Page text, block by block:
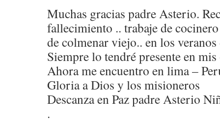
Muchas gracias padre Asterio.
fallecimiento .. trabaje de
de colmenar viejo.. en los
Siempre lo tendré presente en
Ahora me encuentro en lima –
Gloria a Dios y los misioneros
Descanza en Paz padre Asterio
.